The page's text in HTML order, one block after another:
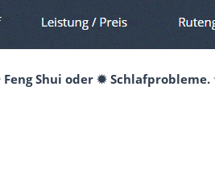
Shui oder ✹ Schlafprobleme.